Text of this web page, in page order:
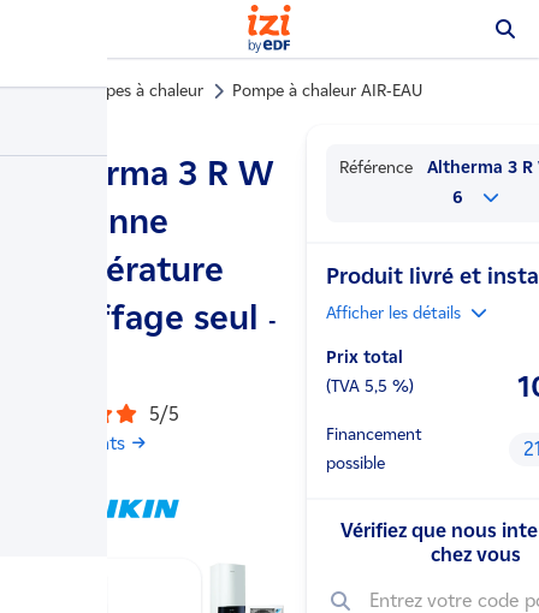
… Pompes à chaleur Pompe à chaleur AIR-EAU
Altherma 3 R W
moyenne
température
chauffage seul -
5/5
1 avis clients
Référence
Altherma 3 R
6
Produit livré et
Afficherles détails
Prix total
(TVA 5,5 %)
Financement
possible
Vérifiez que nous
chez vous
Entrez votre code